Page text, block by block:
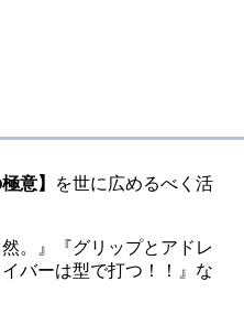
意】
を世に広めるべく活
。』『グリップとアドレ
バーは型で打つ！！』な